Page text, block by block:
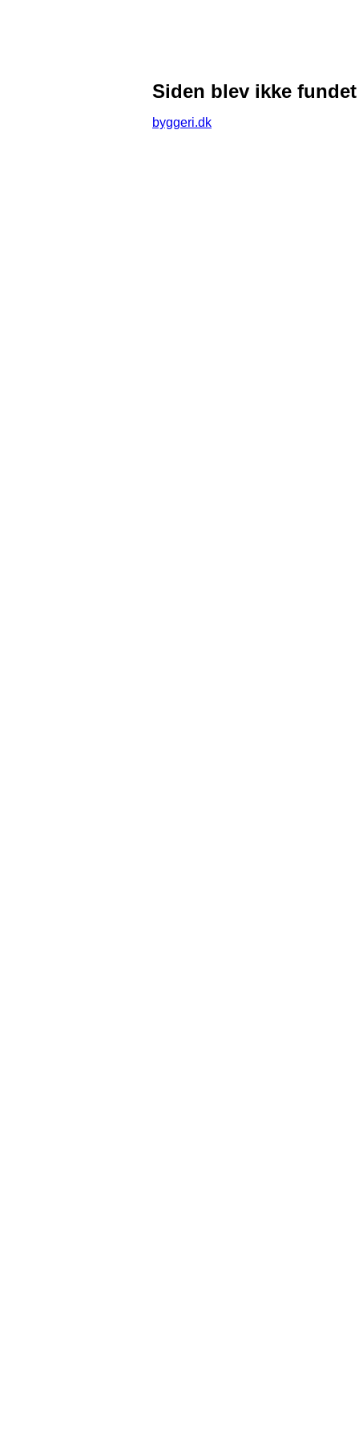
Siden blev ikke fundet
byggeri.dk